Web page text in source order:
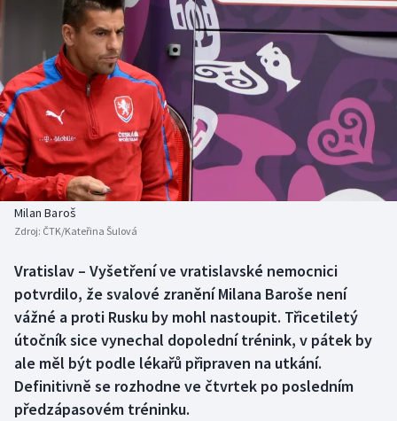
Cyklistika
DALŠÍ SPORTY
Americký fotbal
Baseball a softbal
Basketbal
Biatlon
Boby a skeleton
Box
Curling
Dostihy
NEPŘEHLÉDNĚTE
Soutěže
Historické návraty
Aplikace ČT sport
AZ kvíz
Milan Baroš
Zdroj: ČTK/Kateřina Šulová
Vratislav – Vyšetření ve vratislavské nemocnici
potvrdilo, že svalové zranění Milana Baroše není
vážné a proti Rusku by mohl nastoupit. Třicetiletý
útočník sice vynechal dopolední trénink, v pátek by
ale měl být podle lékařů připraven na utkání.
Definitivně se rozhodne ve čtvrtek po posledním
předzápasovém tréninku.